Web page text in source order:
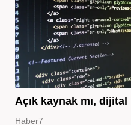
Açık kaynak mı, dijital
Haber7